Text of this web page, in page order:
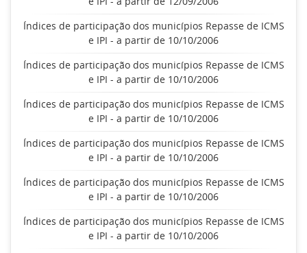
Índices de participação dos municípios Repasse de ICMS
e IPI - a partir de 10/10/2006
Índices de participação dos municípios Repasse de ICMS
e IPI - a partir de 10/10/2006
Índices de participação dos municípios Repasse de ICMS
e IPI - a partir de 10/10/2006
Índices de participação dos municípios Repasse de ICMS
e IPI - a partir de 10/10/2006
Índices de participação dos municípios Repasse de ICMS
e IPI - a partir de 10/10/2006
Índices de participação dos municípios Repasse de ICMS
e IPI - a partir de 10/10/2006